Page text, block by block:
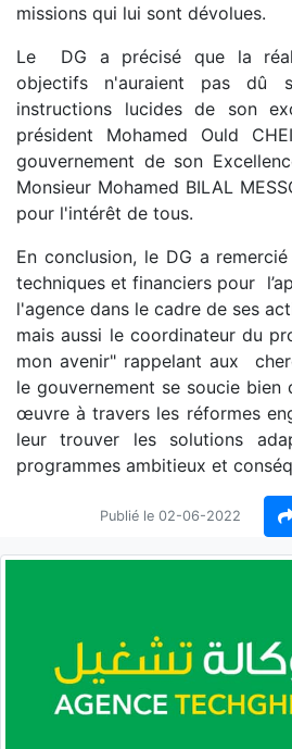
missions qui lui sont dévolues.
Le DG a précisé que la
objectifs n'auraient pas
instructions lucides de son
président Mohamed Ould
gouvernement de son
Monsieur Mohamed BILAL
pour l'intérêt de tous.
En conclusion, le DG a
techniques et financiers pour
l'agence dans le cadre de ses
mais aussi le coordinateur du
mon avenir" rappelant aux
le gouvernement se soucie bien
œuvre à travers les réformes
leur trouver les solutions
programmes ambitieux et
Publié le 02-06-2022